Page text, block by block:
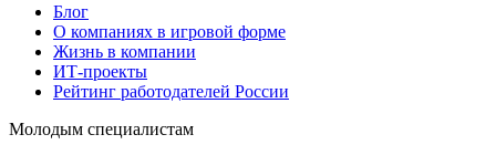
Блог
О компаниях в игровой форме
Жизнь в компании
ИТ-проекты
Рейтинг работодателей России
Молодым специалистам